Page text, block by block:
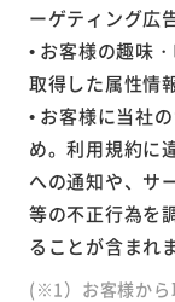
ーゲティング広
• お客様の趣味
取得した属性情
• お客様に当社
め。利用規約に
への通知や、サ
等の不正行為を
ることが含まれ
(※1）お客様から